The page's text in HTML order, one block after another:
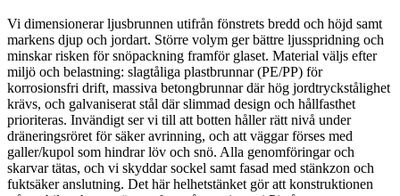
Vi dimensionerar ljusbrunnen utifrån fönstrets bredd och höjd samt
markens djup och jordart. Större volym ger bättre ljusspridning och
minskar risken för snöpackning framför glaset. Material väljs efter
miljö och belastning: slagtåliga plastbrunnar (PE/PP) för
korrosionsfri drift, massiva betongbrunnar där hög jordtryckstålighet
krävs, och galvaniserat stål där slimmad design och hållfasthet
prioriteras. Invändigt ser vi till att botten håller rätt nivå under
dräneringsröret för säker avrinning, och att väggar förses med
galler/kupol som hindrar löv och snö. Alla genomföringar och
skarvar tätas, och vi skyddar sockel samt fasad med stänkzon och
fuktsäker anslutning. Det här helhetstänket gör att konstruktionen